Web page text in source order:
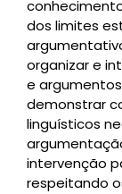
dos limites
organizar e
e
demonstrar
linguísticos
intervenção
respeitando